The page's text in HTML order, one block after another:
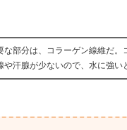
な部分は、コラーゲン線維だ
や汗腺が少ないので、水に強い